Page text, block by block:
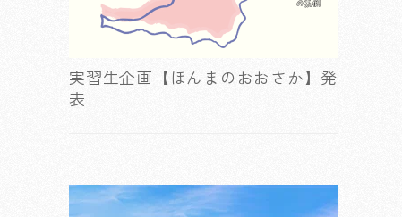
実習生企画【ほんまのおおさか】発
表